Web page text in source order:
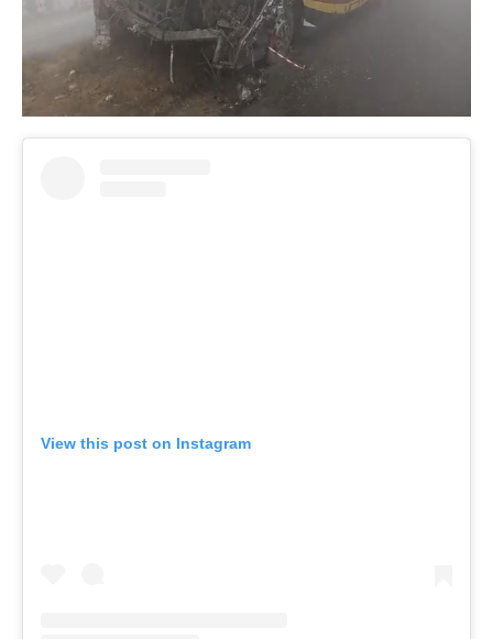
View this post on Instagram